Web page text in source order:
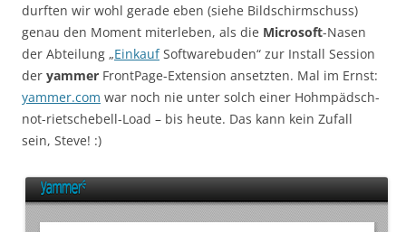
durften wir wohl gerade eben (siehe Bildschirmschuss)
genau den Moment miterleben, als die Microsoft-Nasen
der Abteilung „EinkaufSoftwarebuden“ zur Install Session
der yammer FrontPage-Extension ansetzten. Mal im Ernst:
yammer.com war noch nie unter solch einer Hohmpädsch-
not-rietschebell-Load – bis heute. Das kann kein Zufall
sein, Steve! :)